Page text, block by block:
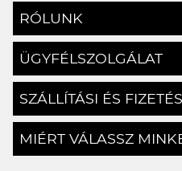
RÓLUNK
ÜGYFÉLSZOLGÁLAT
SZÁLLÍTÁSI ÉS
MIÉRT VÁLASSZ